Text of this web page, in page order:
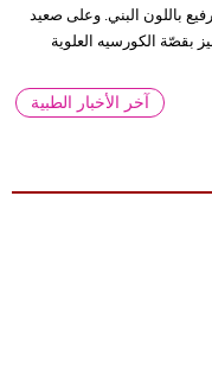
باللون البني. وعلى صعيد
بقصّة الكورسيه العلوية
آخر الأخبار الطبية